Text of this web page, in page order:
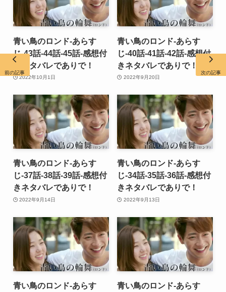
青い鳥のロンド-あらす
じ-43話-44話-45話-感想付
きネタバレでありで！
2022年10月1日
青い鳥のロンド-あらす
じ-40話-41話-42話-感想付
きネタバレでありで！
2022年9月20日
青い鳥のロンド-あらす
じ-37話-38話-39話-感想付
きネタバレでありで！
2022年9月14日
青い鳥のロンド-あらす
じ-34話-35話-36話-感想付
きネタバレでありで！
2022年9月13日
青い鳥のロンド-あらす
青い鳥のロンド-あらす
前の記事 次の記事